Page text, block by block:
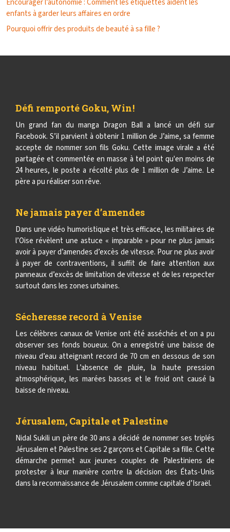
Encourager l’autonomie : Comment les étiquettes aident les
enfants à garder leurs affaires en ordre
Pourquoi offrir des produits de beauté à sa fille ?
Défi remporté Goku, Win !
Un grand fan du manga Dragon Ball a lancé un défi sur
Facebook. S’il parvient à obtenir 1 million de J’aime, sa femme
accepte de nommer son fils Goku. Cette image virale a été
partagée et commentée en masse à tel point qu'en moins de
24 heures, le poste a récolté plus de 1 million de J’aime. Le
père a pu réaliser son rêve.
Ne jamais payer d’amendes
Dans une vidéo humoristique et très efficace, les militaires de
l’Oise révèlent une astuce « imparable » pour ne plus jamais
avoir à payer d’amendes d’excès de vitesse. Pour ne plus avoir
à payer de contraventions, il suffit de faire attention aux
panneaux d’excès de limitation de vitesse et de les respecter
surtout dans les zones urbaines.
Sécheresse record à Venise
Les célèbres canaux de Venise ont été asséchés et on a pu
observer ses fonds boueux. On a enregistré une baisse de
niveau d’eau atteignant record de 70 cm en dessous de son
niveau habituel. L’absence de pluie, la haute pression
atmosphérique, les marées basses et le froid ont causé la
baisse de niveau.
Jérusalem, Capitale et Palestine
Nidal Sukili un père de 30 ans a décidé de nommer ses triplés
Jérusalem et Palestine ses 2 garçons et Capitale sa fille. Cette
démarche permet aux jeunes couples de Palestiniens de
protester à leur manière contre la décision des États-Unis
dans la reconnaissance de Jérusalem comme capitale d’Israël.